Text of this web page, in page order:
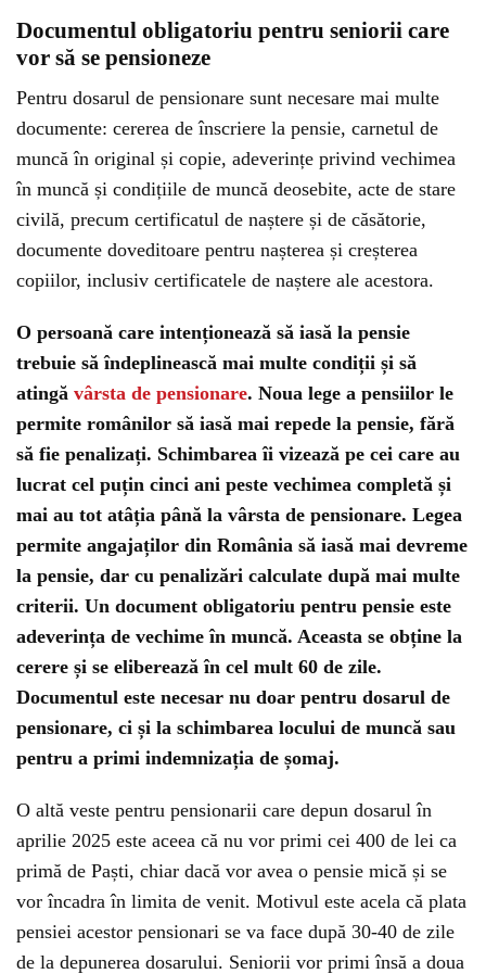
Documentul obligatoriu pentru seniorii care
vor să se pensioneze
Pentru dosarul de pensionare sunt necesare mai multe
documente: cererea de înscriere la pensie, carnetul de
muncă în original și copie, adeverințe privind vechimea
în muncă și condițiile de muncă deosebite, acte de stare
civilă, precum certificatul de naștere și de căsătorie,
documente doveditoare pentru nașterea și creșterea
copiilor, inclusiv certificatele de naștere ale acestora.
O persoană care intenționează să iasă la pensie
trebuie să îndeplinească mai multe condiții și să
atingă vârsta de pensionare. Noua lege a pensiilor le
permite românilor să iasă mai repede la pensie, fără
să fie penalizați. Schimbarea îi vizează pe cei care au
lucrat cel puțin cinci ani peste vechimea completă și
mai au tot atâția până la vârsta de pensionare. Legea
permite angajaților din România să iasă mai devreme
la pensie, dar cu penalizări calculate după mai multe
criterii. Un document obligatoriu pentru pensie este
adeverința de vechime în muncă. Aceasta se obține la
cerere și se eliberează în cel mult 60 de zile.
Documentul este necesar nu doar pentru dosarul de
pensionare, ci și la schimbarea locului de muncă sau
pentru a primi indemnizația de șomaj.
O altă veste pentru pensionarii care depun dosarul în
aprilie 2025 este aceea că nu vor primi cei 400 de lei ca
primă de Paști, chiar dacă vor avea o pensie mică și se
vor încadra în limita de venit. Motivul este acela că plata
pensiei acestor pensionari se va face după 30-40 de zile
de la depunerea dosarului. Seniorii vor primi însă a doua